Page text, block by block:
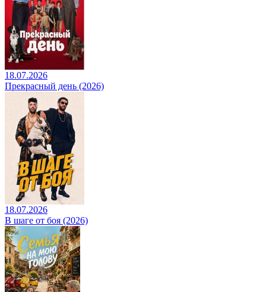
18.07.2026
Прекрасный день (2026)
18.07.2026
В шаге от боя (2026)